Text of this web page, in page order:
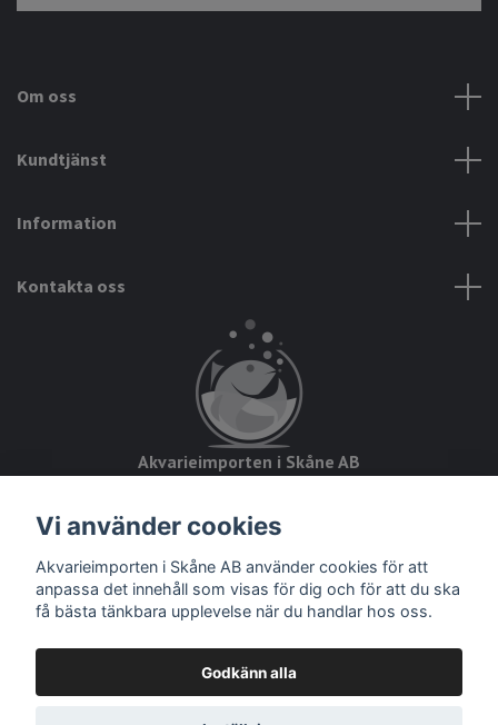
Om oss
Kundtjänst
Information
Kontakta oss
Akvarieimporten i Skåne AB
28234 Tyringe
Org.nr: 559093-8832
Vi använder cookies
Akvarieimporten i Skåne AB använder cookies för att
anpassa det innehåll som visas för dig och för att du ska
få bästa tänkbara upplevelse när du handlar hos oss.
Godkänn alla